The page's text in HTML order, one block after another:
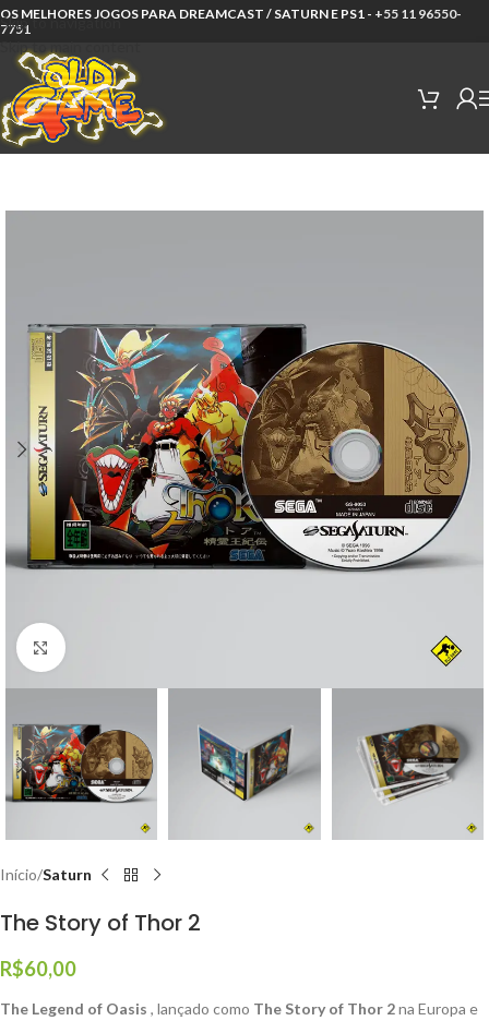
Skip to navigation
Skip to main content
OS MELHORES JOGOS PARA DREAMCAST / SATURN E PS1 - +55 11 96550-
7751
Click to enlarge
Início Saturn
The Story of Thor 2
R$60,00
The Legend of Oasis , lançado como The Story of Thor 2na Europa e